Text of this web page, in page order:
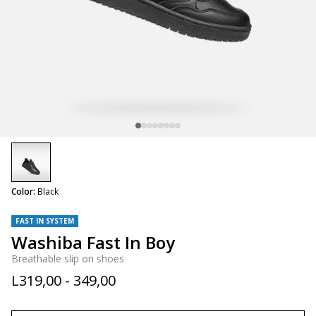
FAST IN SYSTEM
Washiba Fast In Boy
Breathable slip on shoes
L319,00 - 349,00
Color: Black
selected